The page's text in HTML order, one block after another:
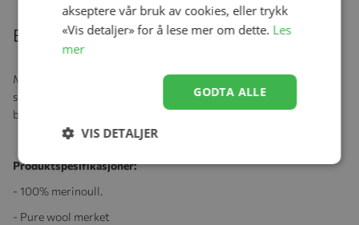
Beskrivelse
Myk og komfortabel body i fargenbringebærrød. Trykknapper i
skrittet og på en skulder gjør det enklere med bleieskift og å ta
bodyen av og på. God kvalitet
og produsert i 100% merinoull.
Produktspesifikasjoner:
- 100% merinoull.
- Pure wool merket
akseptere vår bruk av cookies, eller trykk
«Vis detaljer» for å lese mer om dette. Les
mer
GODTA ALLE
VIS DETALJER